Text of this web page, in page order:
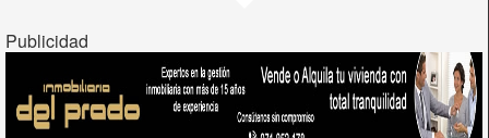
Publicidad